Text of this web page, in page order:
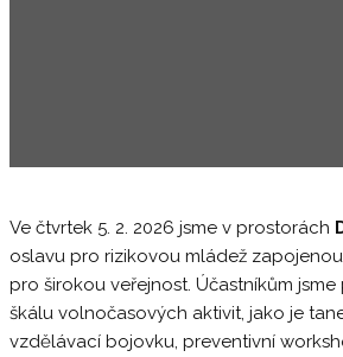
Ve čtvrtek 5. 2. 2026 jsme v prostorách
oslavu pro rizikovou mládež
pro širokou veřejnost. Účastníkům
škálu volnočasových aktivit, jako je
vzdělávací bojovku, preventivní